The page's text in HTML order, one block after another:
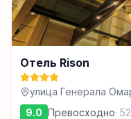
Отель Rison
улица Генерала
9.0 Превосходно· 52